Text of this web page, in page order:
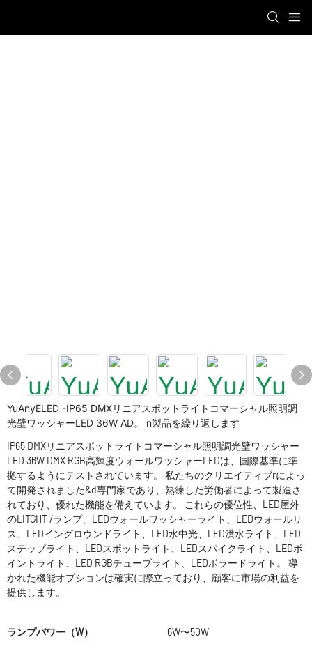
YuAnyELED -IP65 DMXリニアスポットライトコマーシャル照明調
光壁ワッシャーLED 36W AD。 n製品を繰り返します
IP65 DMXリニアスポットライトコマーシャル照明調光壁ワッシャー
LED 36W DMX RGB高輝度ウォールワッシャーLEDは、国際基準に準
拠するようにテストされています。 私たちのクリエイティブrによっ
て開発されました&d専門家であり、熟練した労働者によって製造さ
れており、優れた機能を備えています。 これらの優位性、LED屋外
のLITGHT /ランプ、LEDウォールワッシャーライト、LEDウォールリ
ス、LEDイングロウンドライト、LED水中光、LED洪水ライト、LED
ステップライト、LEDスポットライト、LEDスパイクライト、LEDポ
イントライト、LED RGBチューブライト、LEDボラードライト。 導
かれた機能オプションは確実に際立っており、顧客に市場の利益を
提供します。
ランプパワー（W） 6W〜50W